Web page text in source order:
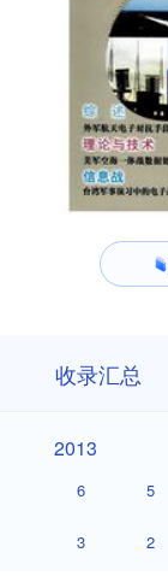
收录汇总
2013
2013
6 5
3 2